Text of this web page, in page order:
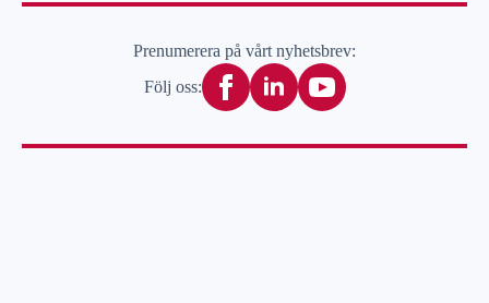
Prenumerera på vårt nyhetsbrev:
Följ oss: